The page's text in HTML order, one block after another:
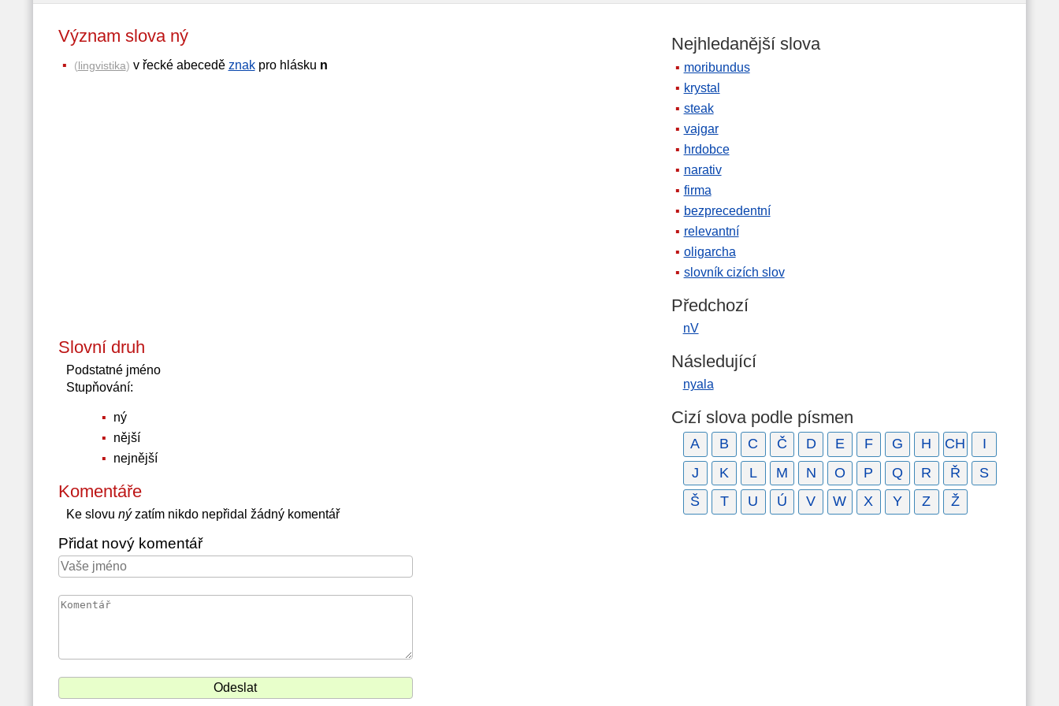
Význam slova ný
(lingvistika) v řecké abecedě znakpro hlásku n
Slovní druh
Podstatné jméno
Stupňování:
ný
nější
nejnější
Komentáře
Ke slovu nýzatím nikdo nepřidal žádný komentář
Přidat nový komentář
Nejhledanější slova
moribundus
krystal
steak
vajgar
hrdobce
narativ
firma
bezprecedentní
relevantní
oligarcha
slovník cizích slov
Předchozí
nV
Následující
nyala
Cizí slova podle písmen
A B C Č D E F G H CH
I
J
K L M N O P Q R Ř
S
Š
T U Ú V W X Y Z Ž